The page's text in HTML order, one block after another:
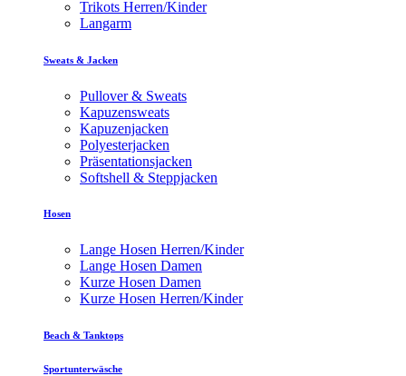
Trikots Herren/Kinder
Langarm
Sweats & Jacken
Pullover & Sweats
Kapuzensweats
Kapuzenjacken
Polyesterjacken
Präsentationsjacken
Softshell & Steppjacken
Hosen
Lange Hosen Herren/Kinder
Lange Hosen Damen
Kurze Hosen Damen
Kurze Hosen Herren/Kinder
Beach & Tanktops
Sportunterwäsche